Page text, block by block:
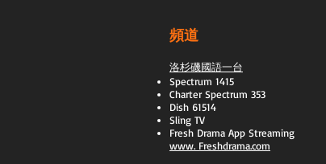
頻道
洛杉磯國語一台
Spectrum 1415
Charter Spectrum 353
Dish 61514
Sling TV
​Fresh Drama App Streaming
www. Freshdrama.com